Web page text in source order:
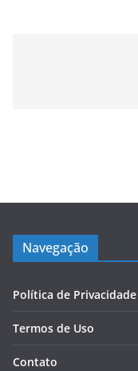
Navegação
Política de Privacidade
Termos de Uso
Contato